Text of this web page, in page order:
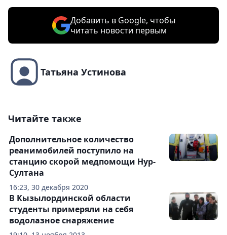
Добавить в Google, чтобы
читать новости первым
Татьяна Устинова
Читайте также
16:23, 30 декабря 2020
Дополнительное количество
реанимобилей поступило на
станцию скорой медпомощи Нур-
Султана
В Кызылординской области
студенты примеряли на себя
водолазное снаряжение